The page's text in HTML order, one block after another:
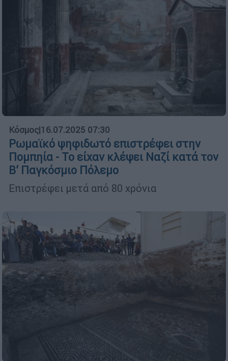
Κόσμος|16.07.2025 07:30
Ρωμαϊκό ψηφιδωτό επιστρέφει στην
Πομπηία - Το είχαν κλέψει Ναζί κατά τον
Β’ Παγκόσμιο Πόλεμο
Επιστρέφει μετά από 80 χρόνια